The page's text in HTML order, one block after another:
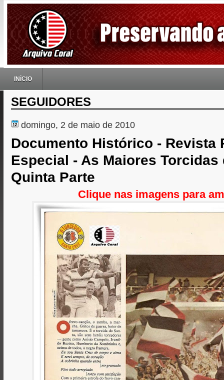
INÍCIO
SEGUIDORES
domingo, 2 de maio de 2010
Documento Histórico - Revista
Especial - As Maiores Torcidas
Quinta Parte
Clique nas imagens para